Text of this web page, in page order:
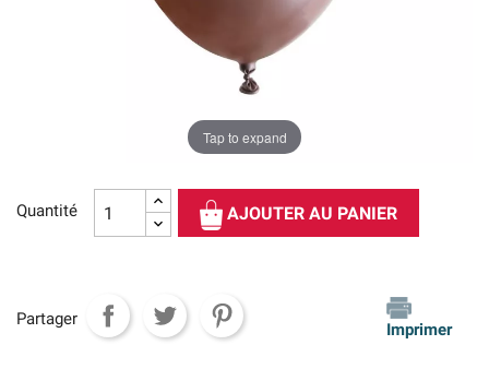
Tap to expand
Quantité AJOUTER AU PANIER
Partager
Imprimer